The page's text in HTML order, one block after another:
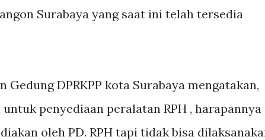
Surabaya yang saat ini telah tersedia
Gedung DPRKPP kota Surabaya mengatakan,
penyediaan peralatan RPH , harapannya
oleh PD. RPH tapi tidak bisa